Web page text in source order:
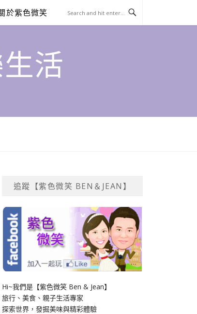
於紫色微笑
活
追蹤【紫色微笑 BEN＆JEAN】
Hi~我們是【紫色微笑 Ben & Jean】
旅行、美食、親子生活專家
探索世界，發掘美味與精彩體驗